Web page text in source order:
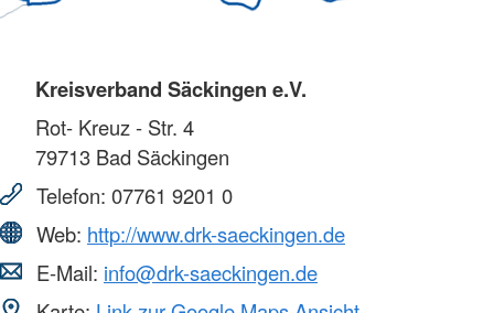
Kreisverband Säckingen e.V.
Rot- Kreuz - Str. 4
79713 Bad Säckingen
Telefon: 07761 9201 0
Web: http://www.drk-saeckingen.de
E-Mail: info@drk-saeckingen.de